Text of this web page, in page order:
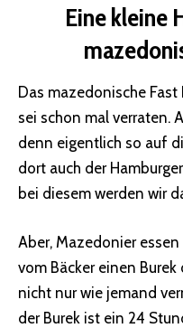
Eine kleine
Das mazedonische
sei schon mal verraten.
denn eigentlich so auf
dort auch der
bei diesem werden wir
Aber, Mazedonier
vom Bäcker einen
nicht nur wie jemand
der Burek ist ein 24